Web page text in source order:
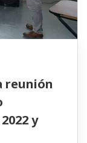
reunión
y